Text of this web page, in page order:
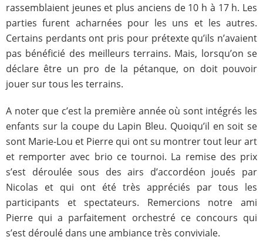
rassemblaient jeunes et plus anciens de 10 h à 17 h. Les
parties furent acharnées pour les uns et les autres.
Certains perdants ont pris pour prétexte qu’ils n’avaient
pas bénéficié des meilleurs terrains. Mais, lorsqu’on se
déclare être un pro de la pétanque, on doit pouvoir
jouer sur tous les terrains.
A noter que c’est la première année où sont intégrés les
enfants sur la coupe du Lapin Bleu. Quoiqu’il en soit se
sont Marie-Lou et Pierre qui ont su montrer tout leur art
et remporter avec brio ce tournoi. La remise des prix
s’est déroulée sous des airs d’accordéon joués par
Nicolas et qui ont été très appréciés par tous les
participants et spectateurs. Remercions notre ami
Pierre qui a parfaitement orchestré ce concours qui
s’est déroulé dans une ambiance très conviviale.